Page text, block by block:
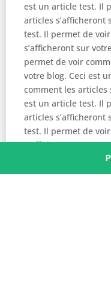
est un article test. Il
articles s’afficheront
test. Il permet de
s’afficheront sur
permet de voir
votre blog. Ceci est
comment les articles
est un article test. Il
articles s’afficheront
test. Il permet de
s’afficheront sur
permet de voir
votre blog. Ceci est